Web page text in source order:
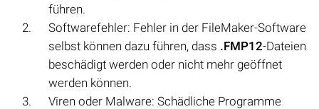
führen.
Softwarefehler: Fehler in der FileMaker-Software
selbst können dazu führen, dass .FMP12-Dateien
beschädigt werden oder nicht mehr geöffnet
werden können.
Viren oder Malware: Schädliche Programme